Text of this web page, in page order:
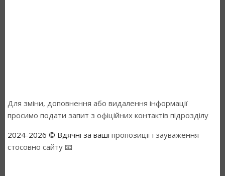
Для зміни, доповнення або видалення інформації
просимо подати запит з офіційних контактів підрозділу
2024-2026 © Вдячні за ваші пропозиції і зауваження
стосовно сайту 📧